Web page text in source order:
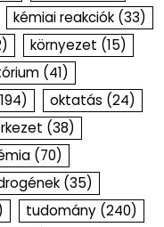
kémiai reakciók (33)
környezet (15)
(41)
oktatás (24)
(38)
(70)
(35)
tudomány (240)